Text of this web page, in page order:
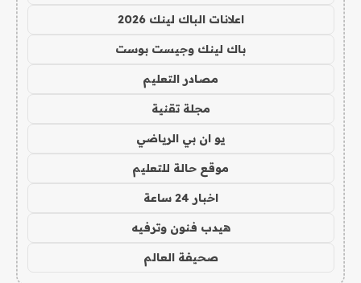
اعلانات الباك لينك 2026
باك لينك وجيست بوست
مصادر التعليم
مجلة تقنية
يو ان بي الرياضي
موقع حالة للتعليم
اخبار 24 ساعة
هيدب فنون وترفيه
صحيفة العالم